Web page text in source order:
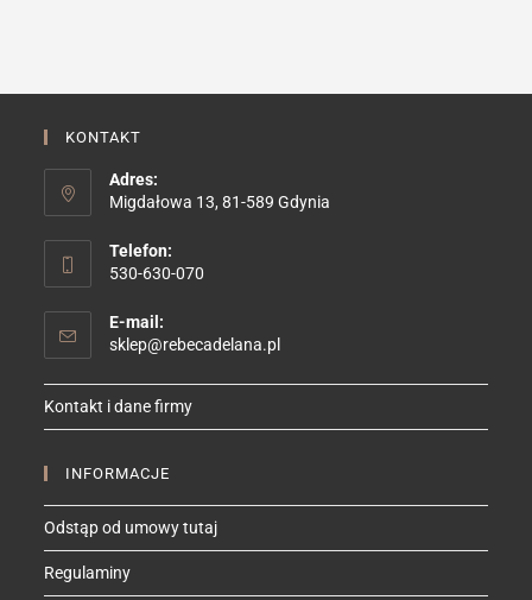
KONTAKT
Adres:
Migdałowa 13, 81-589 Gdynia
Telefon:
530-630-070
E-mail:
sklep@rebecadelana.plOpens
your
Kontakt i dane firmy
INFORMACJE
Odstąp od umowy tutaj
Regulaminy